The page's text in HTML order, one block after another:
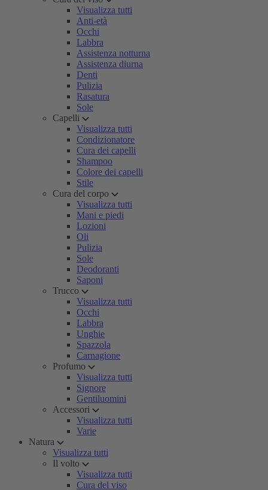
Visualizza tutti
Anti-età
Occhi
Labbra
Assistenza notturna
Assistenza diurna
Denti
Pulizia
Rasatura
Sole
Capelli
Visualizza tutti
Condizionatore
Cura dei capelli
Shampoo
Colore dei capelli
Stile
Cura del corpo
Visualizza tutti
Mani e piedi
Lozioni
Oli
Pulizia
Sole
Deodoranti
Saponi
Trucco
Visualizza tutti
Occhi
Labbra
Unghie
Spazzola
Carnagione
Profumo
Visualizza tutti
Signore
Gentiluomini
Accessori
Visualizza tutti
Varie
Natura
Visualizza tutti
Il volto
Visualizza tutti
Cura del viso